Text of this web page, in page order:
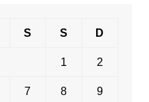
S S D
1 2
7 8 9